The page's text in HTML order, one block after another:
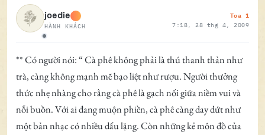
Ngoại tuyến
joedie
HÀNH KHÁCH
Toa 1
7:18, 28 thg 4, 2009
** Có người nói: “ Cà phê không phải là thú thanh thản như
trà, càng không mạnh mẽ bạo liệt như rượu. Người thưởng
thức nhẹ nhàng cho rằng cà phê là gạch nối giữa niềm vui và
nỗi buồn. Với ai đang muộn phiền, cà phê càng day dứt như
một bản nhạc có nhiều dấu lặng. Còn những kẻ môn đồ của